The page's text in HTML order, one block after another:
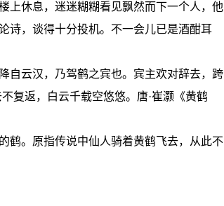
上休息，迷迷糊糊看见飘然而下一个人，他
诗，谈得十分投机。不一会儿已是酒酣耳
自云汉，乃驾鹤之宾也。宾主欢对辞去，跨
复返，白云千载空悠悠。唐·崔灏《黄鹤
鹤。原指传说中仙人骑着黄鹤飞去，从此不